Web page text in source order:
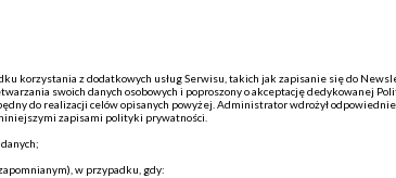
korzystania z dodatkowych usług Serwisu, takich jak zapisanie się do
swoich danych osobowych i poproszony o akceptację dedykowanej
do realizacji celów opisanych powyżej. Administrator wdrożył
zapisami polityki prywatności.
w przypadku, gdy: